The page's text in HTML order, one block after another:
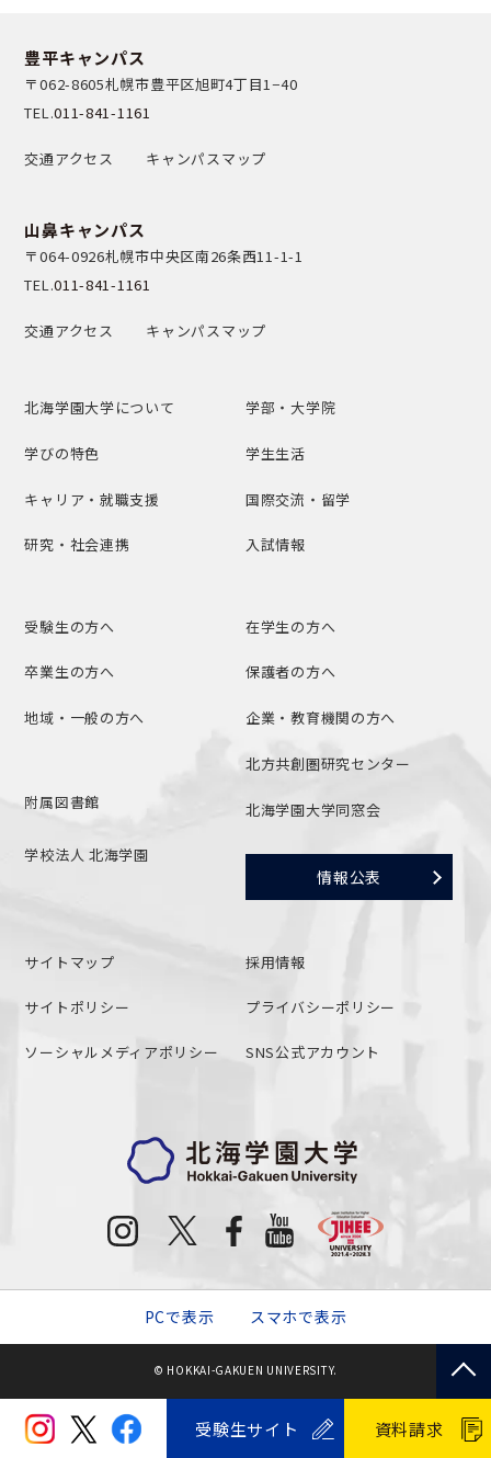
受験生サイト 資料請求
豊平キャンパス
〒062-8605札幌市豊平区旭町4丁目1−40
TEL.011-841-1161
交通アクセス キャンパスマップ
山鼻キャンパス
〒064-0926札幌市中央区南26条西11-1-1
TEL.011-841-1161
交通アクセス キャンパスマップ
北海学園大学について 学部・大学院
学びの特色 学生生活
キャリア・就職支援 国際交流・留学
研究・社会連携 入試情報
受験生の方へ 在学生の方へ
卒業生の方へ 保護者の方へ
地域・一般の方へ 企業・教育機関の方へ
附属図書館
北方共創圏研究センター
北海学園大学同窓会
学校法人 北海学園
情報公表
サイトマップ 採用情報
サイトポリシー プライバシーポリシー
ソーシャルメディアポリシー SNS公式アカウント
PCで表示 スマホで表示
© HOKKAI-GAKUEN UNIVERSITY.